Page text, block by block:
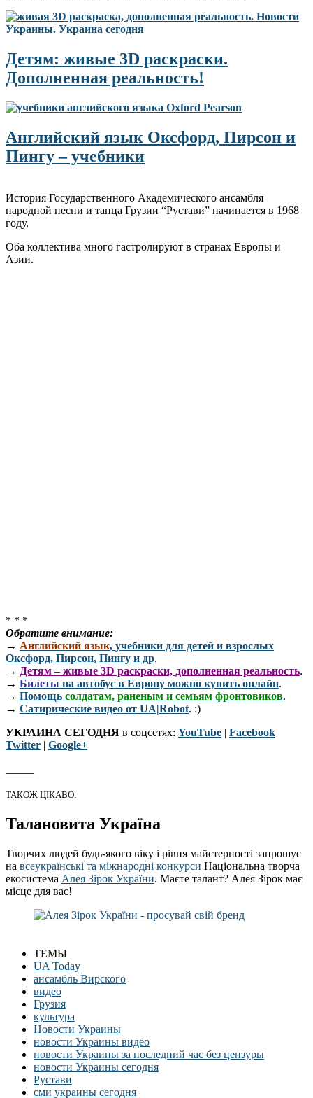
Детям: живые 3D раскраски.
Дополненная реальность!
Английский язык Оксфорд, Пирсон и
Пингу – учебники
История Государственного Академического ансамбля
народной песни и танца Грузии “Рустави” начинается в 1968
году.
Оба коллектива много гастролируют в странах Европы и
Азии.
* * *
Обратите внимание:
→ Английский язык, учебники для детей и взрослых
Оксфорд, Пирсон, Пингу и др.
→ Детям – живые 3D раскраски, дополненная реальность.
→ Билеты на автобус в Европу можно купить онлайн.
→ Помощь солдатам, раненым и семьям фронтовиков.
→ Сатирические видео от UA|Robot. :)
УКРАИНА СЕГОДНЯ в соцсетях: YouTube | Facebook |
Twitter | Google+
ТАКОЖ ЦІКАВО:
Талановита Україна
Творчих людей будь-якого віку і рівня майстерності запрошує
на всеукраїнські та міжнародні конкурси Національна творча
екосистема Алея Зірок України. Маєте талант? Алея Зірок має
місце для вас!
ТЕМЫ
UA Today
ансамбль Вирского
видео
Грузия
культура
Новости Украины
новости Украины видео
новости Украины за последний час без цензуры
новости Украины сегодня
Рустави
сми украины сегодня